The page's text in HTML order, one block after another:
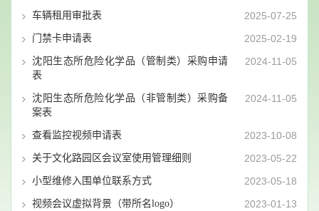
2025-07-25
车辆租用审批表
2025-02-19
门禁卡申请表
2024-11-05
沈阳生态所危险化学品（管制类）采购申请
表
2024-11-05
沈阳生态所危险化学品（非管制类）采购备
案表
2023-10-08
查看监控视频申请表
2023-05-22
关于文化路园区会议室使用管理细则
2023-05-18
小型维修入围单位联系方式
2023-01-13
视频会议虚拟背景（带所名logo）